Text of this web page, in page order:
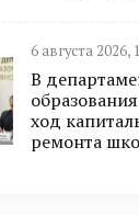
6 августа 2026,
В
ход
ремонта